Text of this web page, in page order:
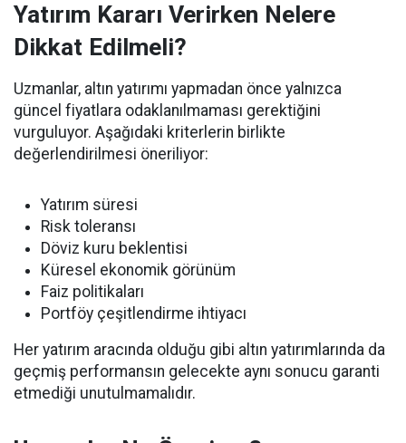
Yatırım Kararı Verirken Nelere
Dikkat Edilmeli?
Uzmanlar, altın yatırımı yapmadan önce yalnızca
güncel fiyatlara odaklanılmaması gerektiğini
vurguluyor. Aşağıdaki kriterlerin birlikte
değerlendirilmesi öneriliyor:
Yatırım süresi
Risk toleransı
Döviz kuru beklentisi
Küresel ekonomik görünüm
Faiz politikaları
Portföy çeşitlendirme ihtiyacı
Her yatırım aracında olduğu gibi altın yatırımlarında da
geçmiş performansın gelecekte aynı sonucu garanti
etmediği unutulmamalıdır.